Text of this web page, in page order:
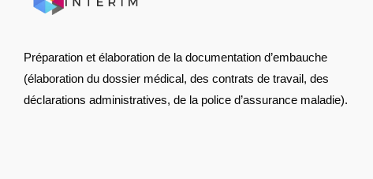
Préparation et élaboration de la documentation d’embauche
(élaboration du dossier médical, des contrats de travail, des
déclarations administratives, de la police d’assurance maladie).